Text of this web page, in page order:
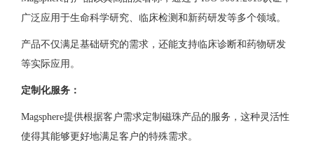
广泛应用于生命科学研究、临床检测和新药研发等多个领域。
产品不仅满足基础研究的需求，还能支持临床诊断和药物研发
等实际应用。
定制化服务：
Magsphere提供根据客户需求定制磁珠产品的服务，这种灵活性
使得其能够更好地满足客户的特殊需求。